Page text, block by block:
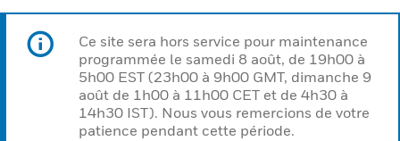
Ce site sera hors service pour maintenance
programmée le samedi 8 août, de 19h00 à
5h00 EST (23h00 à 9h00 GMT, dimanche 9
août de 1h00 à 11h00 CET et de 4h30 à
14h30 IST). Nous vous remercions de votre
patience pendant cette période.